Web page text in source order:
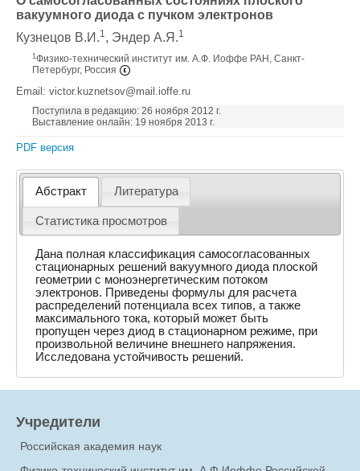
вакуумного диода с пучком электронов
Кузнецов В.И.1, Эндер А.Я.1
1 Физико-технический институт им. А.Ф. Иоффе РАН, Санкт-
Петербург, Россия
Email: victor.kuznetsov@mail.ioffe.ru
Поступила в редакцию: 26 ноября 2012 г.
Выставление онлайн: 19 ноября 2013 г.
PDF версия
Абстракт Литература
Статистика просмотров
Дана полная классификация самосогласованных
стационарных решений вакуумного диода плоской
геометрии с моноэнергетическим потоком
электронов. Приведены формулы для расчета
распределений потенциала всех типов, а также
максимального тока, который может быть
пропущен через диод в стационарном режиме, при
произвольной величине внешнего напряжения.
Исследована устойчивость решений.
Учредители
Российская академия наук